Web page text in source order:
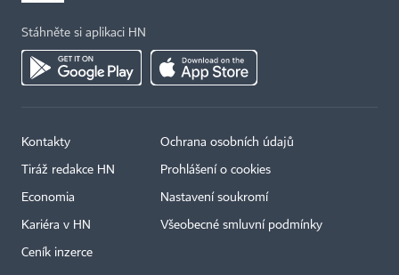
Stáhněte si aplikaci HN
Kontakty
Tiráž redakce HN
Economia
Kariéra v HN
Ceník inzerce
Ochrana osobních údajů
Prohlášení o cookies
Nastavení soukromí
Všeobecné smluvní podmínky